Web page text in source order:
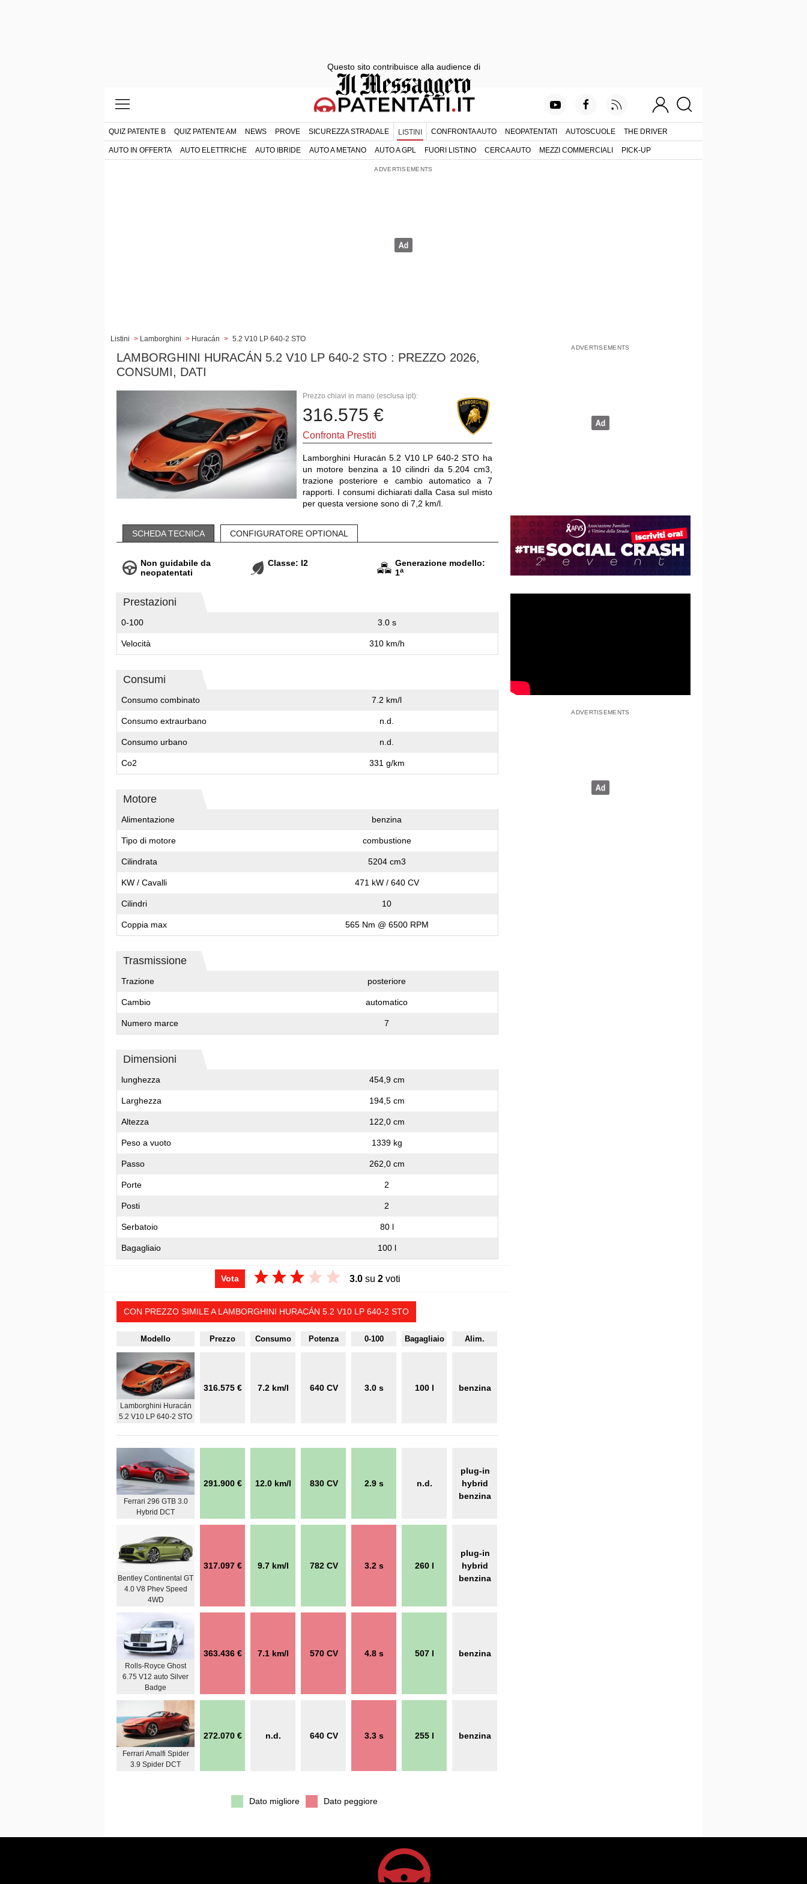
QUIZ PATENTE B QUIZ PATENTE AM NEWS PROVE SICUREZZA STRADALE LISTINI CONFRONTA AUTO NEOPATENTATI AUTOSCUOLE THE DRIVER
AUTO IN OFFERTA AUTO ELETTRICHE AUTO IBRIDE AUTO A METANO AUTO A GPL FUORI LISTINO CERCA AUTO MEZZI COMMERCIALI PICK-UP
Listini > Lamborghini > Huracán > 5.2 V10 LP 640-2 STO
LAMBORGHINI HURACÁN 5.2 V10 LP 640-2 STO : PREZZO 2026,
CONSUMI, DATI
Prezzo chiavi in mano (esclusa ipt):
316.575 €
Confronta Prestiti
Lamborghini Huracán 5.2 V10 LP 640-2 STO ha
un motore benzina a 10 cilindri da 5.204 cm3,
trazione posteriore e cambio automatico a 7
rapporti. I consumi dichiarati dalla Casa sul misto
per questa versione sono di 7,2 km/l.
SCHEDA TECNICA CONFIGURATORE OPTIONAL
Non guidabile da
neopatentati
Classe: I2
Generazione modello:
1a
Prestazioni
0-100 3.0 s
Velocità 310 km/h
Consumi
Consumo combinato 7.2 km/l
Consumo extraurbano n.d.
Consumo urbano n.d.
Co2 331 g/km
Motore
Alimentazione benzina
Tipo di motore combustione
Cilindrata 5204 cm3
KW / Cavalli 471 kW / 640 CV
Cilindri 10
Coppia max 565 Nm @ 6500 RPM
Trasmissione
Trazione posteriore
Cambio automatico
Numero marce 7
Dimensioni
lunghezza 454,9 cm
Larghezza 194,5 cm
Altezza 122,0 cm
Peso a vuoto 1339 kg
Passo 262,0 cm
Porte 2
Posti 2
Serbatoio 80 l
Bagagliaio 100 l
Vota 3.0 su 2 voti
CON PREZZO SIMILE A LAMBORGHINI HURACÁN 5.2 V10 LP 640-2 STO
Modello Prezzo Consumo Potenza 0-100 Bagagliaio Alim.
Lamborghini Huracán
5.2 V10 LP 640-2 STO
316.575 € 7.2 km/l 640 CV 3.0 s 100 l benzina
Ferrari 296 GTB 3.0
Hybrid DCT
291.900 € 12.0 km/l 830 CV 2.9 s n.d.
plug-in
hybrid
benzina
Bentley Continental GT
4.0 V8 Phev Speed
4WD
317.097 € 9.7 km/l 782 CV 3.2 s 260 l
plug-in
hybrid
benzina
Rolls-Royce Ghost
6.75 V12 auto Silver
Badge
363.436 € 7.1 km/l 570 CV 4.8 s 507 l benzina
Ferrari Amalfi Spider
3.9 Spider DCT
272.070 € n.d. 640 CV 3.3 s 255 l benzina
Dato migliore Dato peggiore
Questo sito contribuisce alla audience di